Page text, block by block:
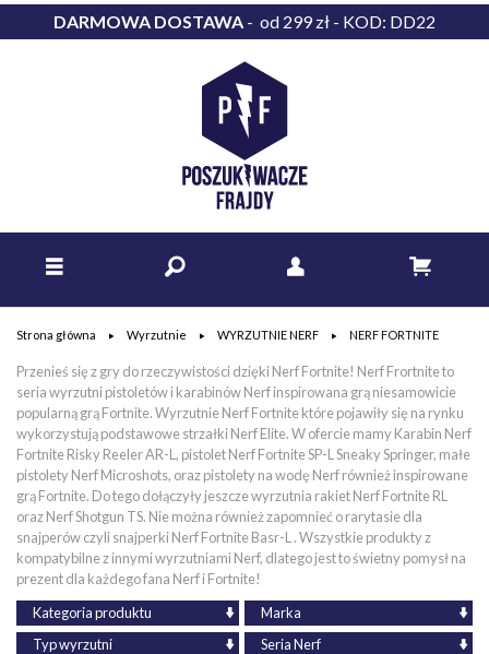
DARMOWA DOSTAWA - od 299 zł - KOD: DD22
Strona główna Wyrzutnie WYRZUTNIE NERF NERF FORTNITE
Przenieś się z gry do rzeczywistości dzięki Nerf Fortnite! Nerf Frortnite to
seria wyrzutni pistoletów i karabinów Nerf inspirowana grą niesamowicie
popularną grą Fortnite. Wyrzutnie Nerf Fortnite które pojawiły się na rynku
wykorzystują podstawowe strzałki Nerf Elite. W ofercie mamy Karabin Nerf
Fortnite Risky Reeler AR-L, pistolet Nerf Fortnite SP-L Sneaky Springer, małe
pistolety Nerf Microshots, oraz pistolety na wodę Nerf również inspirowane
grą Fortnite. Do tego dołączyły jeszcze wyrzutnia rakiet Nerf Fortnite RL
oraz Nerf Shotgun TS. Nie można również zapomnieć o rarytasie dla
snajperów czyli snajperki Nerf Fortnite Basr-L . Wszystkie produkty z
kompatybilne z innymi wyrzutniami Nerf, dlatego jest to świetny pomysł na
prezent dla każdego fana Nerf i Fortnite!
Kategoria produktu
Marka
Typ wyrzutni
Seria Nerf